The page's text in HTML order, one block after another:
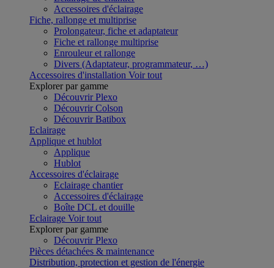
Accessoires d'éclairage
Fiche, rallonge et multiprise
Prolongateur, fiche et adaptateur
Fiche et rallonge multiprise
Enrouleur et rallonge
Divers (Adaptateur, programmateur, …)
Accessoires d'installation Voir tout
Explorer par gamme
Découvrir Plexo
Découvrir Colson
Découvrir Batibox
Eclairage
Applique et hublot
Applique
Hublot
Accessoires d'éclairage
Eclairage chantier
Accessoires d'éclairage
Boîte DCL et douille
Eclairage Voir tout
Explorer par gamme
Découvrir Plexo
Pièces détachées & maintenance
Distribution, protection et gestion de l'énergie